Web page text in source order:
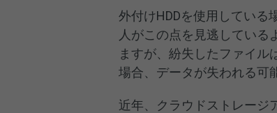
外付けHDDを使用している
人がこの点を見逃している
ますが、紛失したファイル
場合、データが失われる可
近年、クラウドストレージ